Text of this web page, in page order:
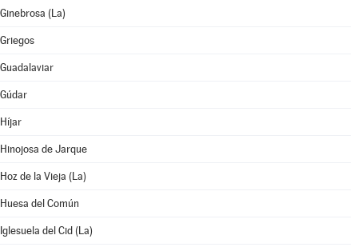
Ginebrosa (La)
Griegos
Guadalaviar
Gúdar
Híjar
Hinojosa de Jarque
Hoz de la Vieja (La)
Huesa del Común
Iglesuela del Cid (La)